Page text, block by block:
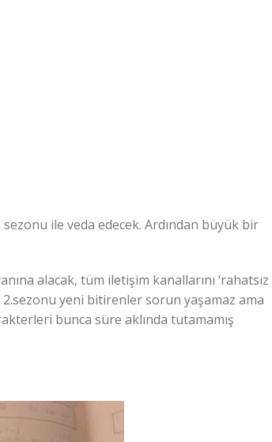
ile veda edecek. Ardından büyük bir
alacak, tüm iletişim kanallarını ‘rahatsız
yeni bitirenler sorun yaşamaz ama
bunca süre aklında tutamamış